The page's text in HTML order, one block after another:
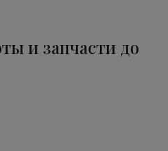
и запчасти до